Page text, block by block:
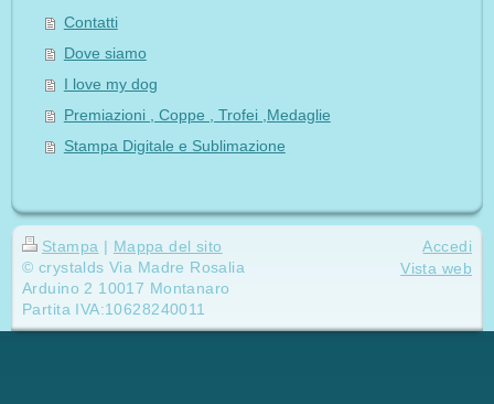
Contatti
Dove siamo
I love my dog
Premiazioni , Coppe , Trofei ,Medaglie
Stampa Digitale e Sublimazione
Stampa | Mappa del sito
© crystalds Via Madre Rosalia
Arduino 2 10017 Montanaro
Partita IVA:10628240011
Accedi
Vista web